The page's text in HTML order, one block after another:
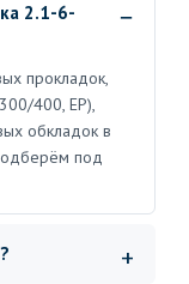
2.1-6-
прокладок,
400, ЕР),
обкладок в
под